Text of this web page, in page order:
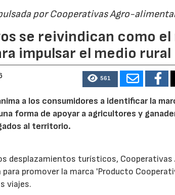
por Cooperativas Agro-
se reivindican como
impulsar el medio rural
561
a los consumidores a identificar la
forma de apoyar a agricultores y
al territorio.
desplazamientos turísticos,
promover la marca 'Producto
viajes.